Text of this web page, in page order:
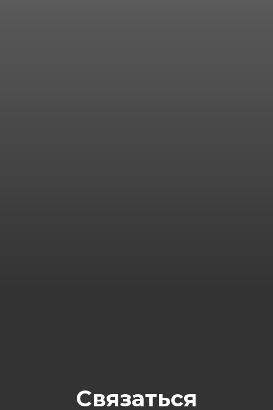
Связаться